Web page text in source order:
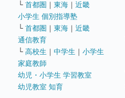
└ 首都圏 ｜ 東海 ｜ 近畿
小学生 個別指導塾
└ 首都圏 ｜ 東海 ｜ 近畿
通信教育
└ 高校生 ｜ 中学生 ｜ 小学生
家庭教師
幼児・小学生 学習教室
幼児教室 知育